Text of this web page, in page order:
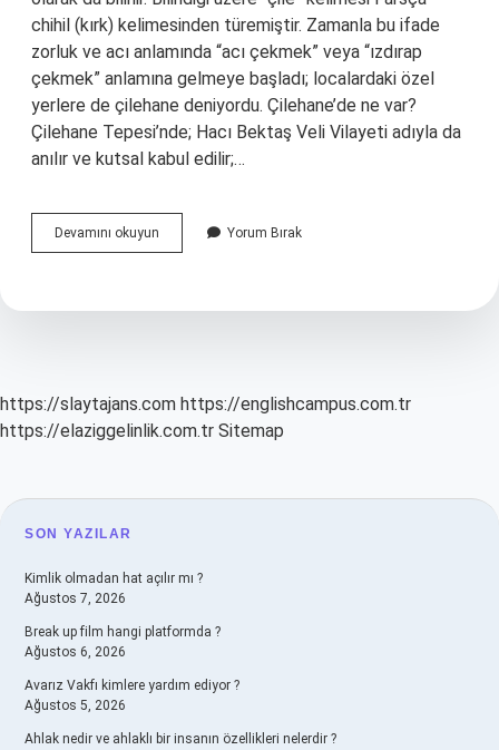
chihil (kırk) kelimesinden türemiştir. Zamanla bu ifade
zorluk ve acı anlamında “acı çekmek” veya “ızdırap
çekmek” anlamına gelmeye başladı; localardaki özel
yerlere de çilehane deniyordu. Çilehane’de ne var?
Çilehane Tepesi’nde; Hacı Bektaş Veli Vilayeti adıyla da
anılır ve kutsal kabul edilir;…
Devamını okuyun Alevilikte
Çilehane
Yorum Bırak
https://slaytajans.com https://englishcampus.com.tr
https://elaziggelinlik.com.tr Sitemap
SIDEBAR
SON YAZILAR
Kimlik olmadan hat açılır mı ?
Ağustos 7, 2026
Break up film hangi platformda ?
Ağustos 6, 2026
Avarız Vakfı kimlere yardım ediyor ?
Ağustos 5, 2026
Ahlak nedir ve ahlaklı bir insanın özellikleri nelerdir ?